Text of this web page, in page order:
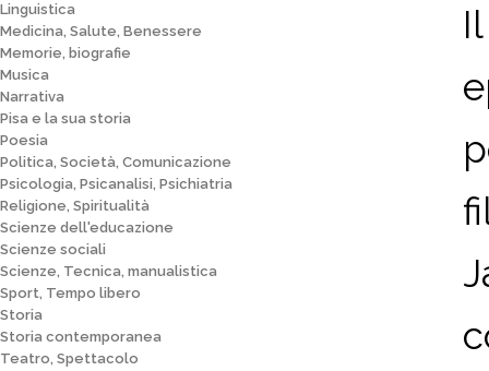
Linguistica
Medicina, Salute, Benessere
Memorie, biografie
Musica
Narrativa
Pisa e la sua storia
Poesia
Politica, Società, Comunicazione
Psicologia, Psicanalisi, Psichiatria
Religione, Spiritualità
Scienze dell'educazione
Scienze sociali
Scienze, Tecnica, manualistica
Sport, Tempo libero
Storia
Storia contemporanea
Teatro, Spettacolo